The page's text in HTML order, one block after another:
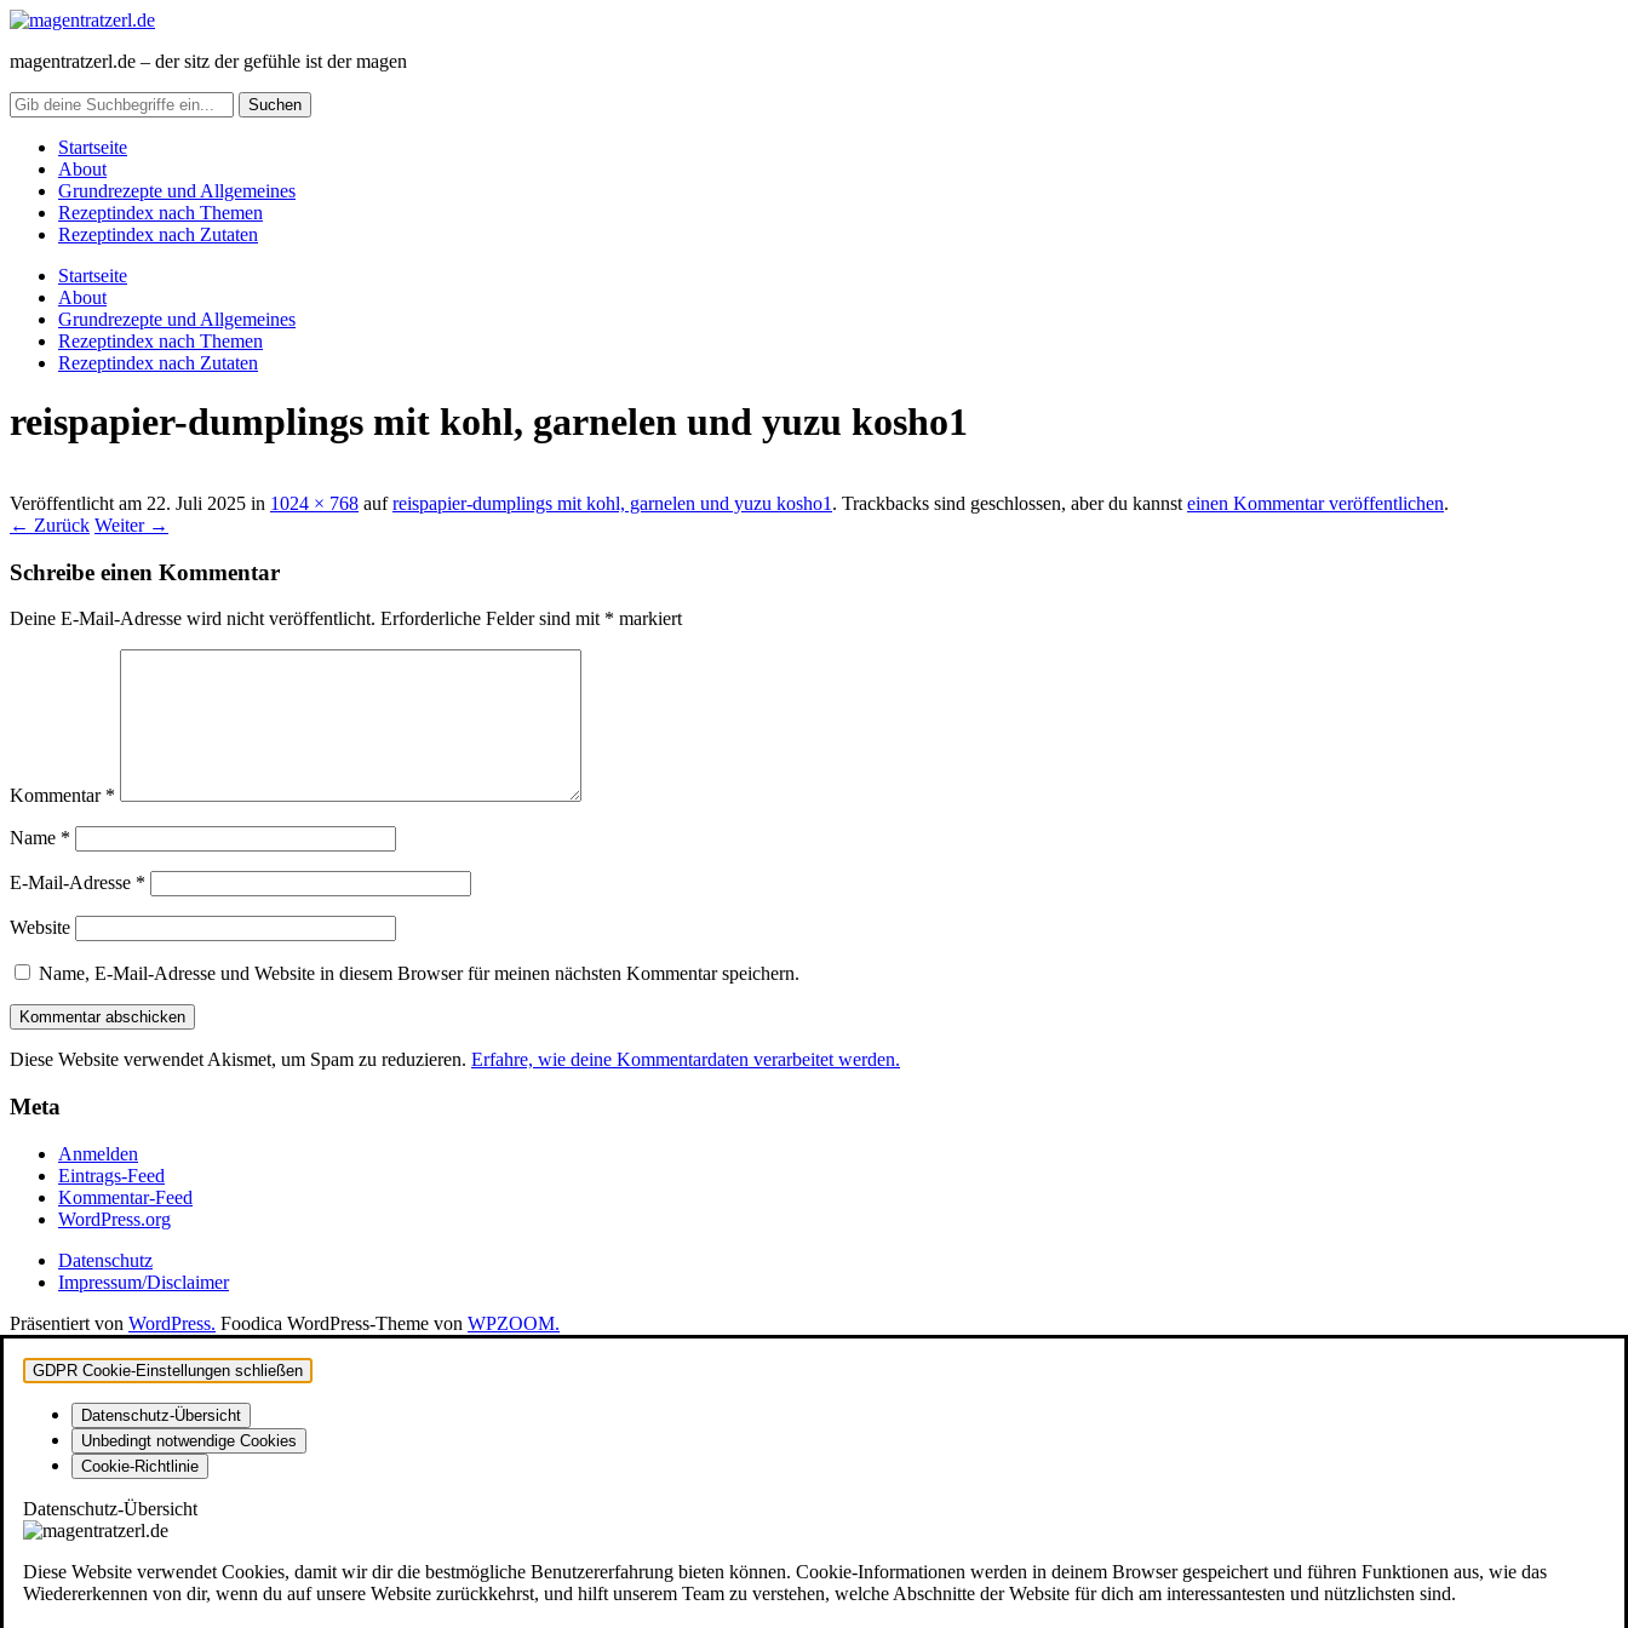
magentratzerl.de – der sitz der gefühle ist der magen
Startseite
About
Grundrezepte und Allgemeines
Rezeptindex nach Themen
Rezeptindex nach Zutaten
Startseite
About
Grundrezepte und Allgemeines
Rezeptindex nach Themen
Rezeptindex nach Zutaten
reispapier-dumplings mit kohl, garnelen und yuzu kosho1
Veröffentlicht am 22. Juli 2025 in 1024 × 768 aufreispapier-dumplings mit kohl, garnelen und yuzu kosho1 . Trackbacks sind geschlossen, aber du kannst einen Kommentar veröffentlichen.
← Zurück Weiter →
Schreibe einen Kommentar
Deine E-Mail-Adresse wird nicht veröffentlicht. Erforderliche Felder sind mit * markiert
Kommentar *
Name *
E-Mail-Adresse *
Website
Name, E-Mail-Adresse und Website in diesem Browser für meinen nächsten Kommentar speichern.
Diese Website verwendet Akismet, um Spam zu reduzieren. Erfahre, wie deine Kommentardaten verarbeitet werden.
Meta
Anmelden
Eintrags-Feed
Kommentar-Feed
WordPress.org
Datenschutz
Impressum/Disclaimer
Präsentiert von WordPress. Foodica WordPress-Theme von WPZOOM.
GDPR Cookie-Einstellungen schließen
Datenschutz-Übersicht
Unbedingt notwendige Cookies
Cookie-Richtlinie
Datenschutz-Übersicht
Diese Website verwendet Cookies, damit wir dir die bestmögliche Benutzererfahrung bieten können. Cookie-Informationen werden in deinem Browser gespeichert und führen Funktionen aus, wie das
Wiedererkennen von dir, wenn du auf unsere Website zurückkehrst, und hilft unserem Team zu verstehen, welche Abschnitte der Website für dich am interessantesten und nützlichsten sind.